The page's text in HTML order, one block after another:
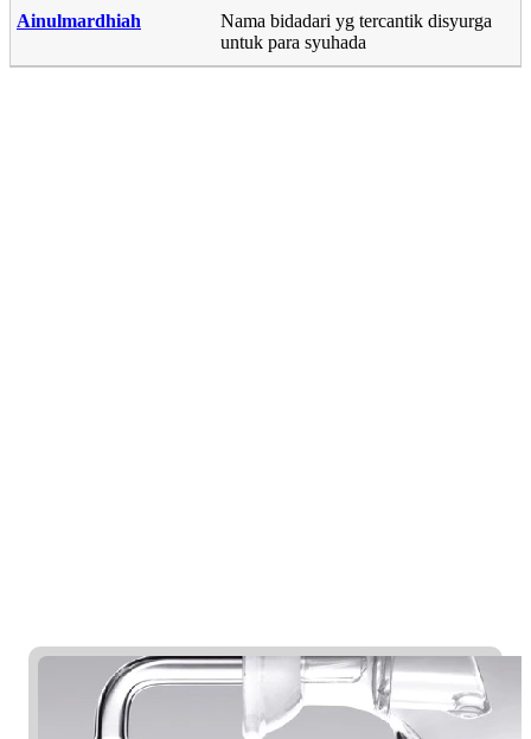
Ainulmardhiah
Nama bidadari yg tercantik disyurga
untuk para syuhada